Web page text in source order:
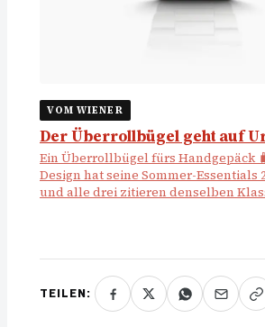
VOM WIENER
Der Überrollbügel geht auf
Ein Überrollbügel fürs Handgepäck
Design hat seine Sommer-Essentials
und alle drei zitieren denselben
TEILEN: